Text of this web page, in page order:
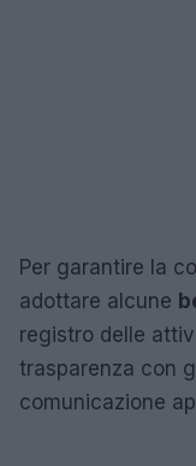
Per garantire la
adottare alcune
registro delle
trasparenza con
comunicazione